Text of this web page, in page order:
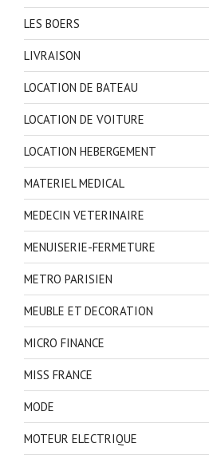
LES BOERS
LIVRAISON
LOCATION DE BATEAU
LOCATION DE VOITURE
LOCATION HEBERGEMENT
MATERIEL MEDICAL
MEDECIN VETERINAIRE
MENUISERIE-FERMETURE
METRO PARISIEN
MEUBLE ET DECORATION
MICRO FINANCE
MISS FRANCE
MODE
MOTEUR ELECTRIQUE